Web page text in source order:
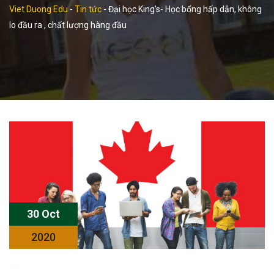
Viet Duong Edu - Tin tức - Đại học King’s- Học bổng hấp dẫn, không
lo đầu ra , chất lượng hàng đầu
30 Oct
2020